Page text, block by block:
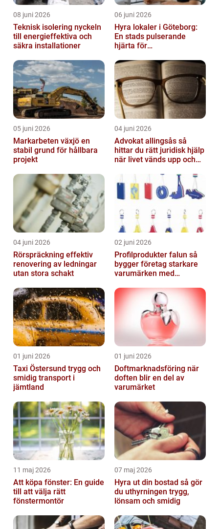
08 juni 2026
Teknisk isolering nyckeln
till energieffektiva och
säkra installationer
06 juni 2026
Hyra lokaler i Göteborg:
En stads pulserande
hjärta för
05 juni 2026
Markarbeten växjö en
stabil grund för hållbara
projekt
04 juni 2026
Advokat allingsås så
hittar du rätt juridisk hjälp
när livet vänds upp och
04 juni 2026
Rörspräckning effektiv
renovering av ledningar
utan stora schakt
02 juni 2026
Profilprodukter falun så
bygger företag starkare
varumärken med
01 juni 2026
Taxi Östersund trygg och
smidig transport i
jämtland
01 juni 2026
Doftmarknadsföring när
doften blir en del av
varumärket
11 maj 2026
Att köpa fönster: En guide
till att välja rätt
fönstermontör
07 maj 2026
Hyra ut din bostad så gör
du uthyrningen trygg,
lönsam och smidig